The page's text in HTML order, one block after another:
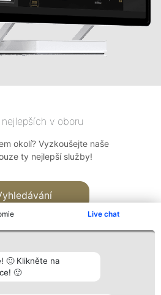
Live chat
🙂 Klikněte na
🙂
v oboru
okolí? Vyzkoušejte naše
ty nejlepší služby!